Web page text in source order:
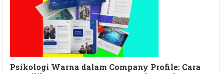
Psikologi Warna dalam Company Profile: Cara